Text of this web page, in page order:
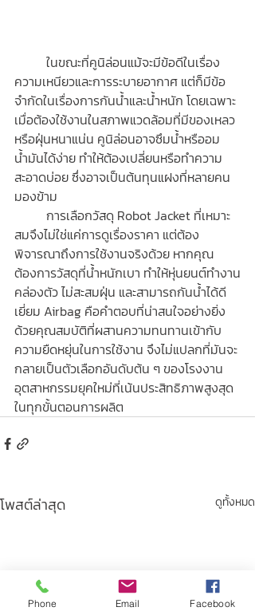
ความเหนียวและการระบายอากาศ แต่ก็มีข้อ
จำกัดในเรื่องการกันน้ำและน้ำหนัก โดยเฉพาะ
เมื่อต้องใช้งานในสภาพแวดล้อมที่มีของเหลว
หรือฝุ่นหนาแน่น คูนิล่อนอาจซึมน้ำหรืออม
น้ำมันได้ง่าย ทำให้ต้องเปลี่ยนหรือทำความ
สะอาดบ่อย ซึ่งอาจเป็นต้นทุนแฝงที่หลายคน
มองข้าม
สมจึงไม่ใช่แค่การดูเรื่องราคา แต่ต้อง
พิจารณาถึงการใช้งานจริงด้วย หากคุณ
ต้องการวัสดุที่น้ำหนักเบา ทำให้หุ่นยนต์ทำงาน
คล่องตัว ไม่สะสมฝุ่น และสามารถกันน้ำได้ดี
เยี่ยม Airbag คือคำตอบที่น่าสนใจอย่างยิ่ง
ด้วยคุณสมบัติที่ผสานความทนทานเข้ากับ
ความยืดหยุ่นในการใช้งาน จึงไม่แปลกที่มันจะ
กลายเป็นตัวเลือกอันดับต้น ๆ ของโรงงาน
อุตสาหกรรมยุคใหม่ที่เน้นประสิทธิภาพสูงสุด
ในทุกขั้นตอนการผลิต
โพสต์ล่าสุด ดูทั้งหมด
Phone Email Facebook